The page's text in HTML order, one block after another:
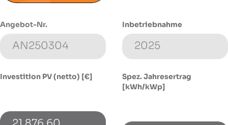
Angebot-Nr.
Investition PV (netto) [€]
Inbetriebnahme
Spez. Jahresertrag
[kWh/kWp]